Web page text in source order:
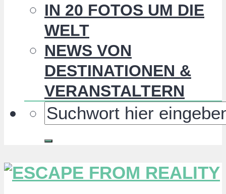
IN 20 FOTOS UM DIE
WELT
NEWS VON
DESTINATIONEN &
VERANSTALTERN